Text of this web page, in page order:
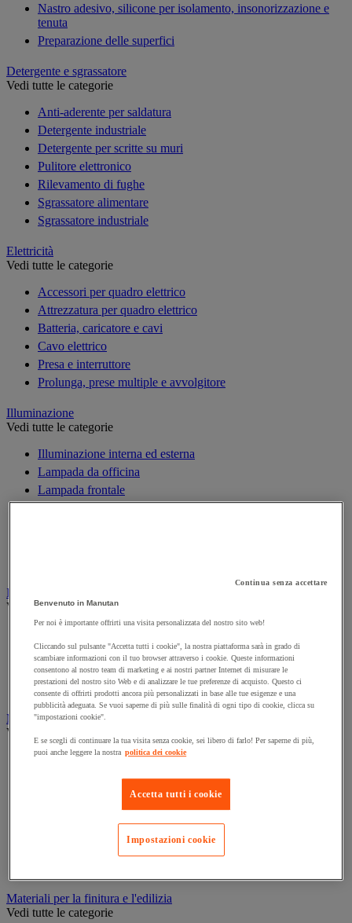
Nastro adesivo, silicone per isolamento, insonorizzazione e
tenuta
Preparazione delle superfici
Detergente e sgrassatore
Vedi tutte le categorie
Anti-aderente per saldatura
Detergente industriale
Detergente per scritte su muri
Pulitore elettronico
Rilevamento di fughe
Sgrassatore alimentare
Sgrassatore industriale
Elettricità
Vedi tutte le categorie
Accessori per quadro elettrico
Attrezzatura per quadro elettrico
Batteria, caricatore e cavi
Cavo elettrico
Presa e interruttore
Prolunga, prese multiple e avvolgitore
Illuminazione
Vedi tutte le categorie
Illuminazione interna ed esterna
Lampada da officina
Lampada frontale
Lampada portatile
Ingrassaggio e lubrificazione
Vedi tutte le categorie
Attrezzi per lubrificazione
Grasso e olio
Lubrificante e sbloccante
Marcatura
Vedi tutte le categorie
Incisione
Marcatura industriale
Marcatura permanente
Marcatura temporanea
Materiali per la finitura e l'edilizia
Vedi tutte le categorie
Continua senza accettare
Benvenuto in Manutan
Per noi è importante offrirti una visita personalizzata del nostro sito web!
Cliccando sul pulsante "Accetta tutti i cookie", la nostra piattaforma sarà in grado di
scambiare informazioni con il tuo browser attraverso i cookie. Queste informazioni
consentono al nostro team di marketing e ai nostri partner Internet di misurare le
prestazioni del nostro sito Web e di analizzare le tue preferenze di acquisto. Questo ci
consente di offrirti prodotti ancora più personalizzati in base alle tue esigenze e una
pubblicità adeguata. Se vuoi saperne di più sulle finalità di ogni tipo di cookie, clicca su
"impostazioni cookie".
E se scegli di continuare la tua visita senza cookie, sei libero di farlo! Per saperne di più,
puoi anche leggere la nostra politica dei cookie
Accetta tutti i cookie
Impostazioni cookie